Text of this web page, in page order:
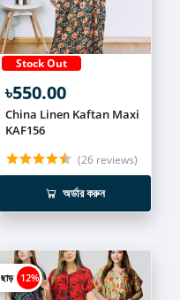
Stock Out
৳550.00
China Linen Kaftan Maxi
KAF156
(26 reviews)
অর্ডার করুন
ছাড় 12%